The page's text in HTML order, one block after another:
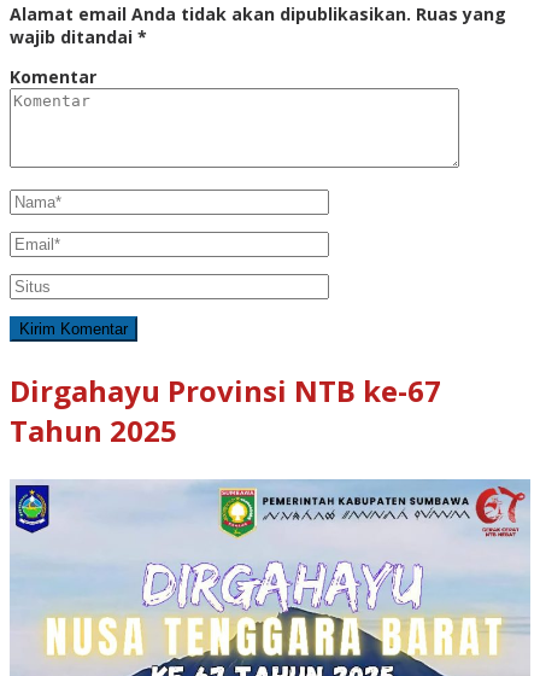
Alamat email Anda tidak akan dipublikasikan. Ruas yang
wajib ditandai *
Komentar
Dirgahayu Provinsi NTB ke-67
Tahun 2025